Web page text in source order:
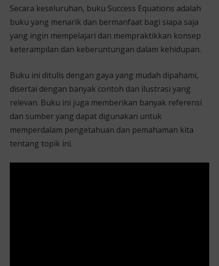
Secara keseluruhan, buku Success Equations adalah
buku yang menarik dan bermanfaat bagi siapa saja
yang ingin mempelajari dan mempraktikkan konsep
keterampilan dan keberuntungan dalam kehidupan.
Buku ini ditulis dengan gaya yang mudah dipahami,
disertai dengan banyak contoh dan ilustrasi yang
relevan. Buku ini juga memberikan banyak referensi
dan sumber yang dapat digunakan untuk
memperdalam pengetahuan dan pemahaman kita
tentang topik ini.